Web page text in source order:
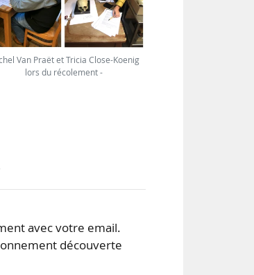
Van Praët et Tricia Close-Koenig
lors du récolement -
avec votre email.
découverte